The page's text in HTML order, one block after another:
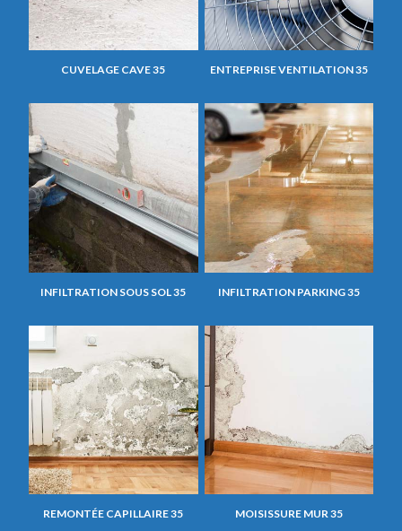
CUVELAGE CAVE 35 ENTREPRISE VENTILATION 35
INFILTRATION SOUS SOL 35 INFILTRATION PARKING 35
REMONTÉE CAPILLAIRE 35 MOISISSURE MUR 35